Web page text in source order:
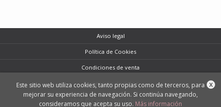
Aviso legal
Política de Cookies
Condiciones de venta
Protección de datos
2026 © Casa Usher Llibreters
X
Este sitio web utiliza cookies, tanto propias como de terceros, para
mejorar su experiencia de navegación. Si continúa navegando,
consideramos que acepta su uso. Más información